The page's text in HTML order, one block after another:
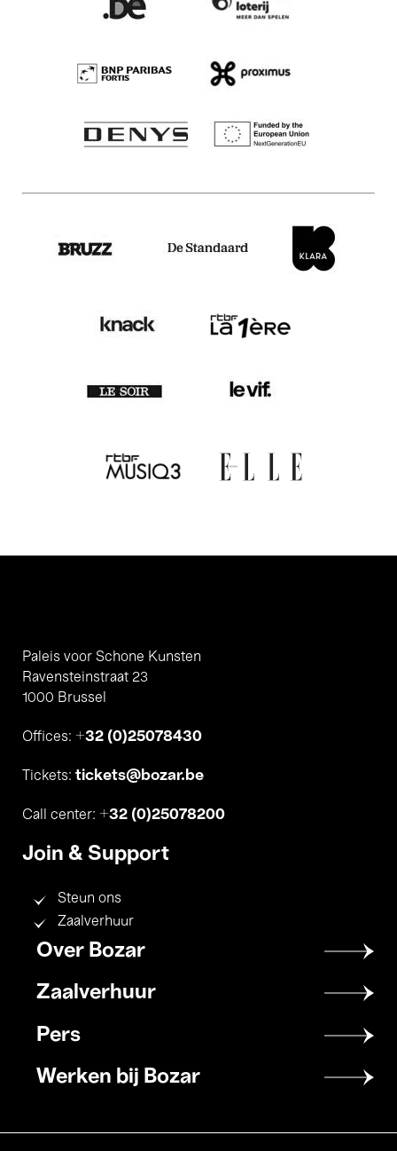
Paleis voor Schone Kunsten
Ravensteinstraat 23
1000 Brussel
Offices: +32 (0)25078430
Tickets: tickets@bozar.be
Call center: +32 (0)25078200
Join & Support
Steun ons
Zaalverhuur
Footer
menu
Over Bozar
Zaalverhuur
Pers
Werken bij Bozar